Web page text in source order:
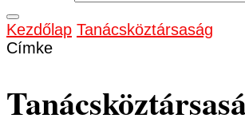
Kezdőlap Tanácsköztársaság
Címke